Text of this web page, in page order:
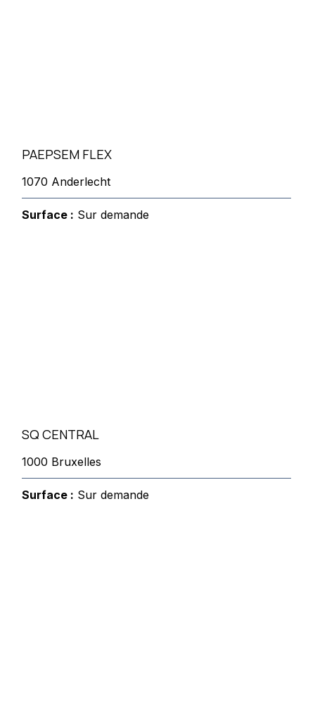
PAEPSEM FLEX
1070 Anderlecht
Surface : Sur demande
SQ CENTRAL
1000 Bruxelles
Surface : Sur demande